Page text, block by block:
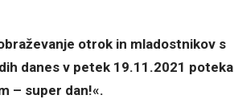
otrok in mladostnikov s
danes v petek 19.11.2021 poteka
– super dan!«.